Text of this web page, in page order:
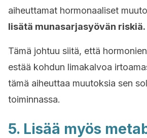
aiheuttamat hormonaaliset
lisätä munasarjasyövän riskiä.
Tämä johtuu siitä, että
estää kohdun limakalvoa
tämä aiheuttaa muutoksia sen
toiminnassa.
5. Lisää myös